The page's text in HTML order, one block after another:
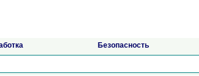
Безопасность